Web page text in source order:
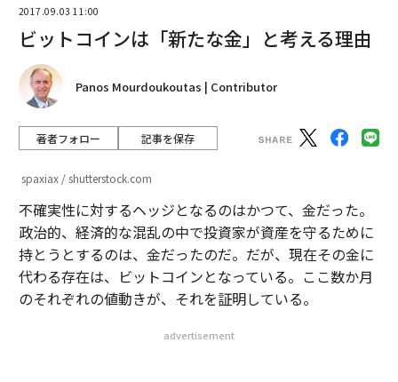
2017.09.03 11:00
ビットコインは「新たな金」と考える理由
Panos Mourdoukoutas | Contributor
著者フォロー 記事を保存
spaxiax / shutterstock.com
不確実性に対するヘッジとなるのはかつて、金だった。
政治的、経済的な混乱の中で投資家が資産を守るために
持とうとするのは、金だったのだ。だが、現在その金に
代わる存在は、ビットコインとなっている。ここ数か月
のそれぞれの値動きが、それを証明している。
advertisement